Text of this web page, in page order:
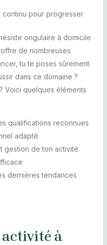
continu pour progresser
ongulaire à domicile
de nombreuses
tu te poses sûrement
dans ce domaine ?
Voici quelques éléments
qualifications reconnues
adapté
gestion de ton activité
dernières tendances
activité à